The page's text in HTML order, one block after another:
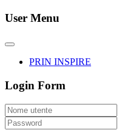
User Menu
PRIN INSPIRE
Login Form